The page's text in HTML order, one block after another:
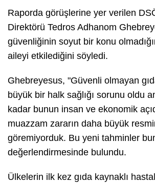
Raporda görüşlerine yer verilen
Direktörü Tedros Adhanom
güvenliğinin soyut bir konu
aileyi etkilediğini söyledi.
Ghebreyesus, "Güvenli olmayan
büyük bir halk sağlığı sorunu oldu
kadar bunun insan ve ekonomik
muazzam zararın daha büyük
göremiyorduk. Bu yeni tahminler
değerlendirmesinde bulundu.
Ülkelerin ilk kez gıda kaynaklı